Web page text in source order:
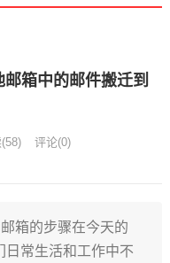
箱中的邮件搬迁到
(58) 评论(0)
箱的步骤在今天的
日常生活和工作中不